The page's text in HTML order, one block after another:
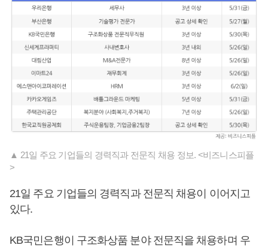
▲ 21일 주요 기업들의 경력직과 전문직 채용 정보. <비즈니스피플
>
21일 주요 기업들의 경력직과 전문직 채용이 이어지고
있다.
KB국민은행이 구조화상품 분야 전문직을 채용하며 우